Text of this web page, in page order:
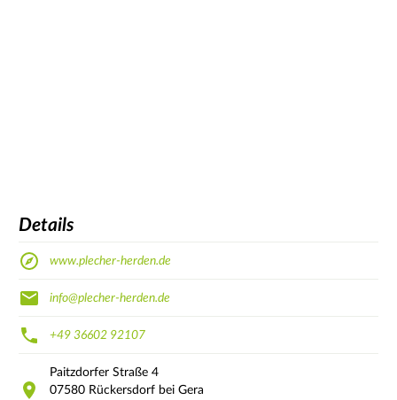
Details
www.plecher-herden.de
info@plecher-herden.de
+49 36602 92107
Paitzdorfer Straße 4
07580 Rückersdorf bei Gera